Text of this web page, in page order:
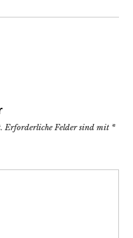
Erforderliche Felder sind mit *